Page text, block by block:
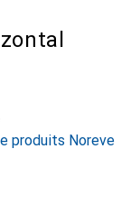
produits Noreve